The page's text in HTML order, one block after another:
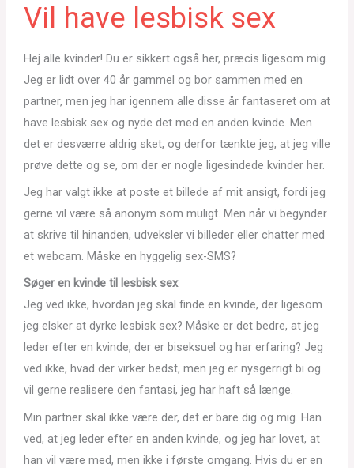
Vil have lesbisk sex
Hej alle kvinder! Du er sikkert også her, præcis ligesom mig.
Jeg er lidt over 40 år gammel og bor sammen med en
partner, men jeg har igennem alle disse år fantaseret om at
have lesbisk sex og nyde det med en anden kvinde. Men
det er desværre aldrig sket, og derfor tænkte jeg, at jeg ville
prøve dette og se, om der er nogle ligesindede kvinder her.
Jeg har valgt ikke at poste et billede af mit ansigt, fordi jeg
gerne vil være så anonym som muligt. Men når vi begynder
at skrive til hinanden, udveksler vi billeder eller chatter med
et webcam. Måske en hyggelig sex-SMS?
Søger en kvinde til lesbisk sex
Jeg ved ikke, hvordan jeg skal finde en kvinde, der ligesom
jeg elsker at dyrke lesbisk sex? Måske er det bedre, at jeg
leder efter en kvinde, der er biseksuel og har erfaring? Jeg
ved ikke, hvad der virker bedst, men jeg er nysgerrigt bi og
vil gerne realisere den fantasi, jeg har haft så længe.
Min partner skal ikke være der, det er bare dig og mig. Han
ved, at jeg leder efter en anden kvinde, og jeg har lovet, at
han vil være med, men ikke i første omgang. Hvis du er en